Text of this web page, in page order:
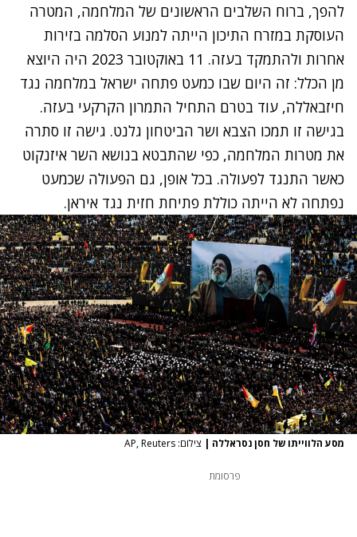
להפך, ברוח השלבים הראשונים של המלחמה, המטרה
העוסקת במזרח התיכון הייתה למנוע הסלמה בזירות
אחרות ולהתמקד בעזה. 11 באוקטובר 2023 היה היוצא
מן הכלל: זה היום שבו כמעט פתחה ישראל במלחמה נגד
חיזבאללה, עוד בטרם התחיל התמרון הקרקעי בעזה.
בגישה זו תמכו הצבא ושר הביטחון גלנט. גישה זו סתרה
את מטרות המלחמה, כפי שהתבטא בנושא השר איזנקוט
כאשר התנגד לפעולה. בכל אופן, גם הפעולה שכמעט
נפתחה לא הייתה כוללת פתיחת חזית נגד איראן.
מסע הלווייתו של חסן נסראללה | צילום: AP, Reuters
פרסומת